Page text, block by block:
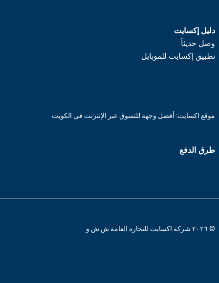
دليل إكسايت
وصل حديثاً
تطبيق إكسايت للموبايل
موقع اكسايت: أفضل وجهة للتسوق عبر الإنترنت في الكويت
طرق الدفع
© ٢٠٢٦ شركة اكسايت للتجارة العامة ش.ش.و